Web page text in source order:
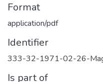
Format
application/pdf
Identifier
333-32-1971-02-26-
Is part of